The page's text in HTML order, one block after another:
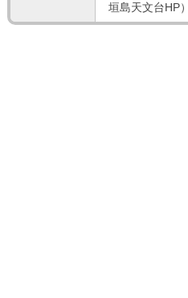
垣島天文台HP）